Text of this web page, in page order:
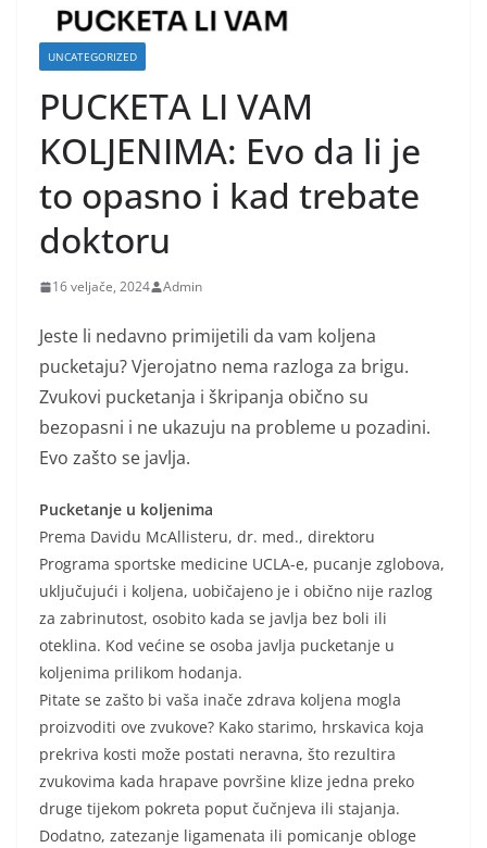
UNCATEGORIZED
PUCKETA LI VAM
KOLJENIMA: Evo da li je
to opasno i kad trebate
doktoru
16 veljače, 2024 Admin
Jeste li nedavno primijetili da vam koljena
pucketaju? Vjerojatno nema razloga za brigu.
Zvukovi pucketanja i škripanja obično su
bezopasni i ne ukazuju na probleme u pozadini.
Evo zašto se javlja.
Pucketanje u koljenima
Prema Davidu McAllisteru, dr. med., direktoru
Programa sportske medicine UCLA-e, pucanje zglobova,
uključujući i koljena, uobičajeno je i obično nije razlog
za zabrinutost, osobito kada se javlja bez boli ili
oteklina. Kod većine se osoba javlja pucketanje u
koljenima prilikom hodanja.
Pitate se zašto bi vaša inače zdrava koljena mogla
proizvoditi ove zvukove? Kako starimo, hrskavica koja
prekriva kosti može postati neravna, što rezultira
zvukovima kada hrapave površine klize jedna preko
druge tijekom pokreta poput čučnjeva ili stajanja.
Dodatno, zatezanje ligamenata ili pomicanje obloge